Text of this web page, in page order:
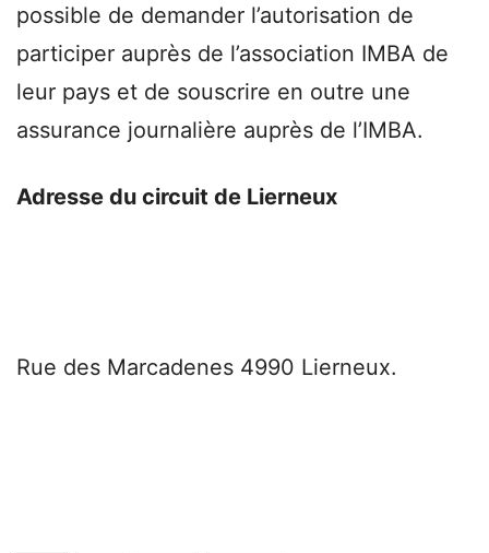
possible de demander l’autorisation de
participer auprès de l’association IMBA de
leur pays et de souscrire en outre une
assurance journalière auprès de l’IMBA.
Adresse du circuit de Lierneux
Rue des Marcadenes 4990 Lierneux.